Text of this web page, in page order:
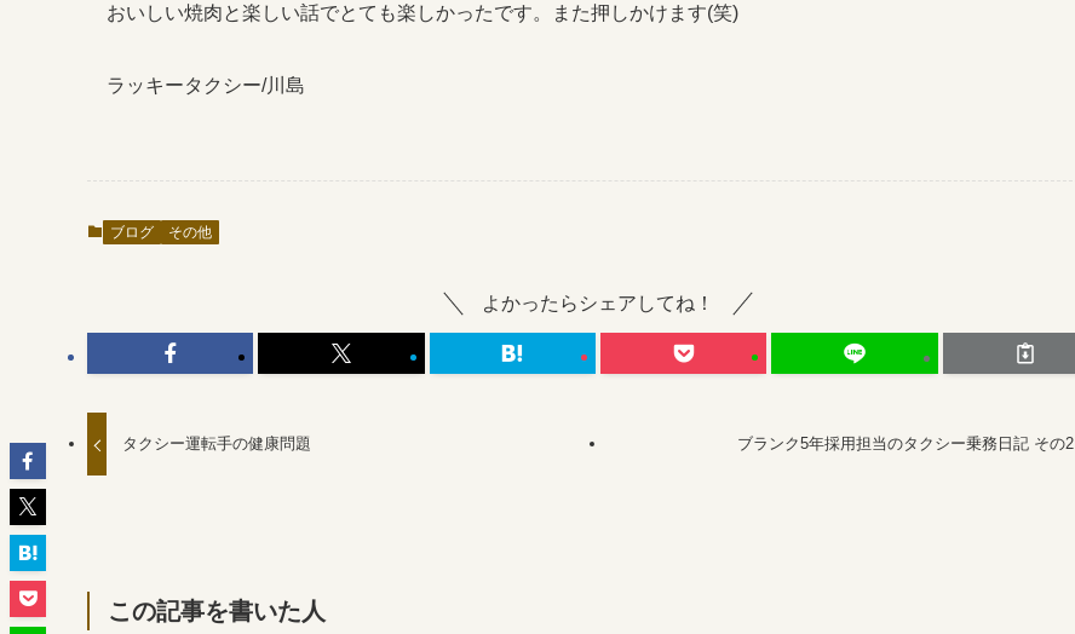
おいしい焼肉と楽しい話でとても楽しかったです。また押しかけます(笑)
ラッキータクシー/川島
ブログ その他
よかったらシェアしてね！
タクシー運転手の健康問題 ブランク5年採用担当のタクシー乗務日記 その2
この記事を書いた人